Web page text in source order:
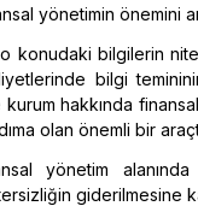
yönetimin önemini
konudaki bilgilerin
bilgi
hakkında
olan önemli bir
yönetim
giderilmesine